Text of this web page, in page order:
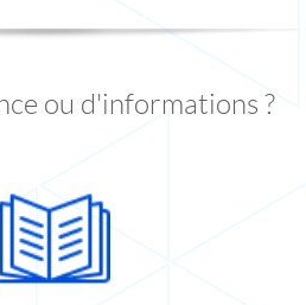
ou d'informations ?